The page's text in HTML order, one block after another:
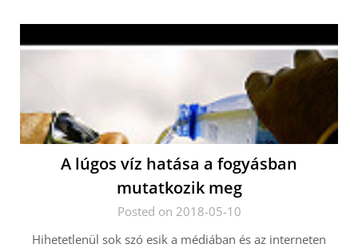
A lúgos víz hatása a fogyásban
mutatkozik meg
Posted on 2018-05-10
Hihetetlenül sok szó esik a médiában és az interneten